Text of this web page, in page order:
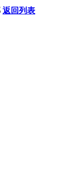
返回列表